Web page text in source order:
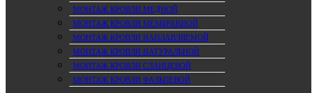
МОНТАЖ КРОВЛИ МЕДНОЙ
МОНТАЖ КРОВЛИ МЕМБРАННОЙ
МОНТАЖ КРОВЛИ НАПЛАВЛЯЕМОЙ
МОНТАЖ КРОВЛИ НАТУРАЛЬНОЙ
МОНТАЖ КРОВЛИ СЛАНЦЕВОЙ
МОНТАЖ КРОВЛИ ФАЛЬЦЕВОЙ